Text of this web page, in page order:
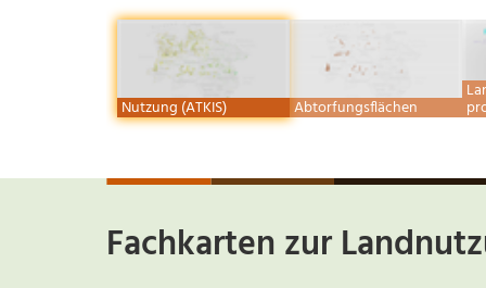
Nutzung (ATKIS) Abtorfungsflächen
Fachkarten zur